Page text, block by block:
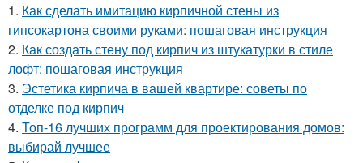
1. Как сделать имитацию кирпичной стены из
гипсокартона своими руками: пошаговая инструкция
2. Как создать стену под кирпич из штукатурки в стиле
лофт: пошаговая инструкция
3. Эстетика кирпича в вашей квартире: советы по
отделке под кирпич
4. Топ-16 лучших программ для проектирования домов:
выбирай лучшее